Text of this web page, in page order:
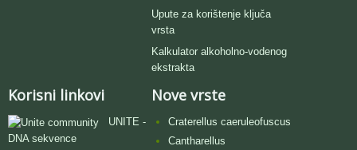
Upute za korištenje ključa
vrsta
Kalkulator alkoholno-vodenog
ekstrakta
Korisni linkovi
UNITE -
DNA sekvence
Nove vrste
Craterellus caeruleofuscus
Cantharellus